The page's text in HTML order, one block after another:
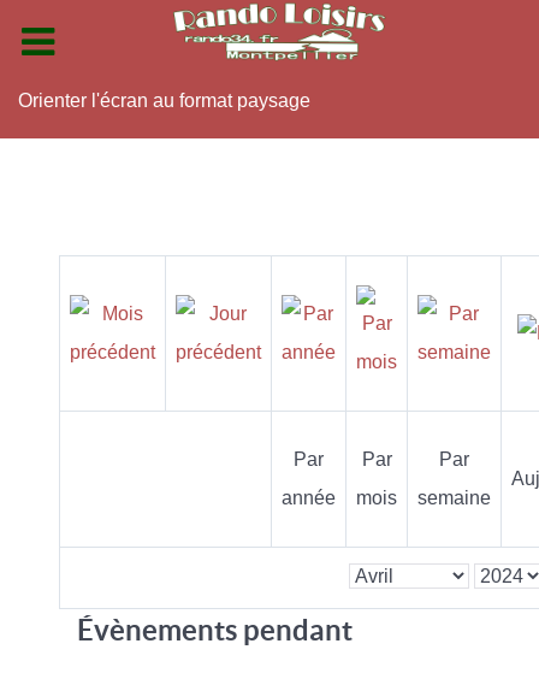
Orienter l'écran au format paysage
Par
année
Par
mois
Par
semaine
Évènements pendant